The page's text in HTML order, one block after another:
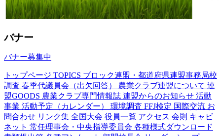
バナー
バナー募集中
トップページ TOPICS ブロック連盟・都道府県連盟事務局校
調査 春季代議員会（出欠回答） 農業クラブ連盟について 連
盟GOODS 農業クラブ専門情報誌 連盟からのお知らせ 活動
事業 活動予定（カレンダー） 環境調査 FFJ検定 国際交流 お
問合わせ リンク集 全国大会 役員一覧 アクセス 会則 キャビ
ネット 常任理事会・中央指導委員会 各種様式ダウンロード